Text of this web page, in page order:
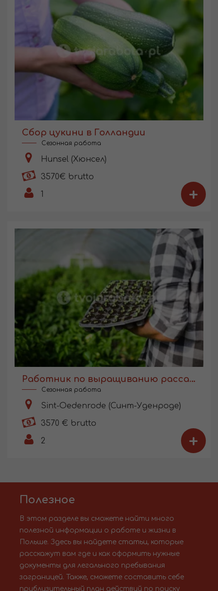
Сбор цукини в Голландии
Сезонная работа
Hunsel (Хюнсел)
3570€ brutto
1
+
Работник по выращиванию рассады в Голландии
Сезонная работа
Sint-Oedenrode (Синт-Уденроде)
3570 € brutto
2
+
Полезное
В этом разделе вы сможете найти много
полезной информации о работе и жизни в
Польше. Здесь вы найдете статьи, которые
расскажут вам где и как оформить нужные
документы для легального пребывания
заграницей. Также, сможете составить себе
приблизительный план действий по поиску